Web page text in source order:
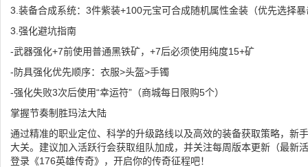
3.装备合成系统：3件紫装+100元宝可合成随机属性金装（优先选择
3.强化避坑指南
-武器强化+7前使用普通黑铁矿，+7后必须使用纯度15+矿
-防具强化优先顺序：衣服>头盔>手镯
-强化失败3次后使用“幸运符”（商城每日限购5个）
掌握节奏制胜玛法大陆
通过精准的职业定位、科学的升级路线以及高效的装备获取策略，新
大关。建议加入活跃行会获取组队加成，并关注每周版本更新（最新
登录《176英雄传奇》，开启你的传奇征程吧！